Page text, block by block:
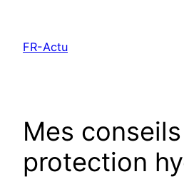
contenu
FR-Actu
Mes
protection